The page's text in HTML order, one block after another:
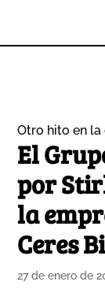
Otro hito en la
El
por
la
Ceres
27 de enero de